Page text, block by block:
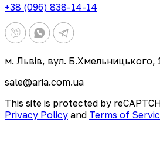
+38 (096) 838-14-14
м. Львів, вул. Б.Хмельницького,
sale@aria.com.ua
This site is protected by
Privacy Policy and Terms of